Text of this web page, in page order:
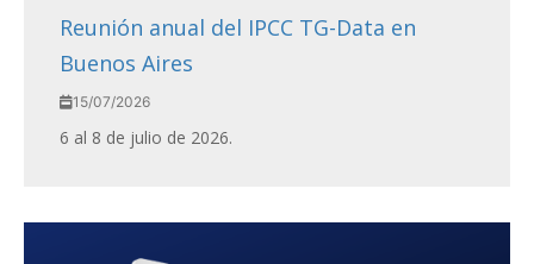
Reunión anual del IPCC TG-Data en
Buenos Aires
15/07/2026
6 al 8 de julio de 2026.